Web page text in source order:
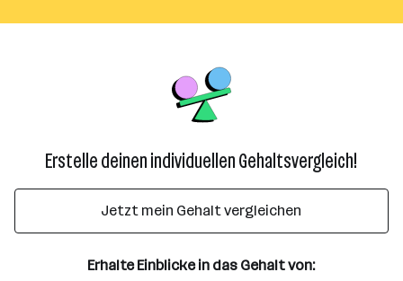
Erstelle deinen individuellen Gehaltsvergleich!
Jetzt mein Gehalt vergleichen
Erhalte Einblicke in das Gehalt von: